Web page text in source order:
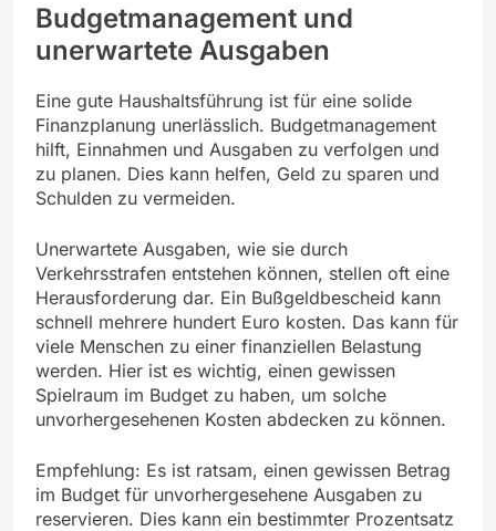
Budgetmanagement und
unerwartete Ausgaben
Eine gute Haushaltsführung ist für eine solide
Finanzplanung unerlässlich. Budgetmanagement
hilft, Einnahmen und Ausgaben zu verfolgen und
zu planen. Dies kann helfen, Geld zu sparen und
Schulden zu vermeiden.
Unerwartete Ausgaben, wie sie durch
Verkehrsstrafen entstehen können, stellen oft eine
Herausforderung dar. Ein Bußgeldbescheid kann
schnell mehrere hundert Euro kosten. Das kann für
viele Menschen zu einer finanziellen Belastung
werden. Hier ist es wichtig, einen gewissen
Spielraum im Budget zu haben, um solche
unvorhergesehenen Kosten abdecken zu können.
Empfehlung: Es ist ratsam, einen gewissen Betrag
im Budget für unvorhergesehene Ausgaben zu
reservieren. Dies kann ein bestimmter Prozentsatz